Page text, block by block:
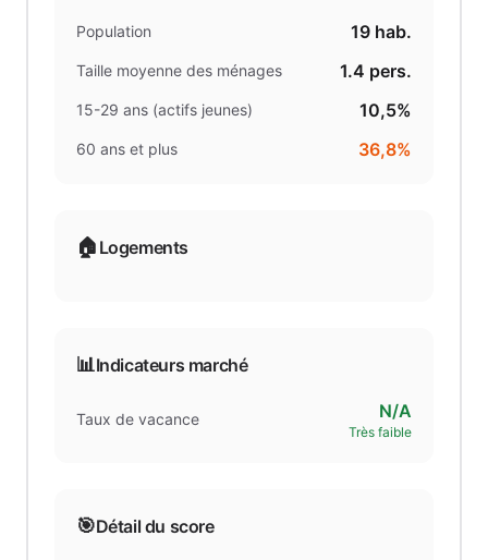
Population 19 hab.
Taille moyenne des ménages 1.4 pers.
15-29 ans (actifs jeunes) 10,5%
60 ans et plus 36,8%
🏠 Logements
📊Indicateurs marché
Taux de vacance N/A
Très faible
🎯Détail du score